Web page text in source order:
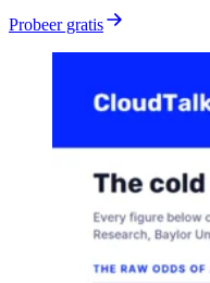
Probeer gratis